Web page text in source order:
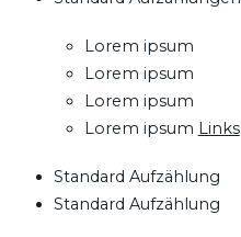
Lorem ipsum
Lorem ipsum
Lorem ipsum
Lorem ipsum Links
Standard Aufzählung
Standard Aufzählung